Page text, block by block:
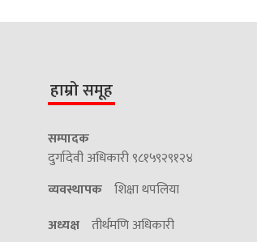
हाम्रो समूह
सम्पादक
दुर्गादेवी अधिकारी ९८१५९२९१२४
व्यवस्थापक शिक्षा थपलिया
अध्यक्ष तीर्थमणि अधिकारी